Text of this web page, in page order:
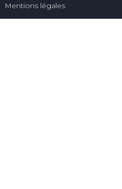
Mentions légales